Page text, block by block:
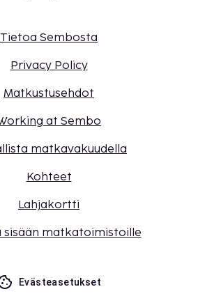
Tietoa Sembosta
Privacy Policy
Matkustusehdot
at Sembo
matkavakuudella
Kohteet
Lahjakortti
sisään matkatoimistoille
Evästeasetukset